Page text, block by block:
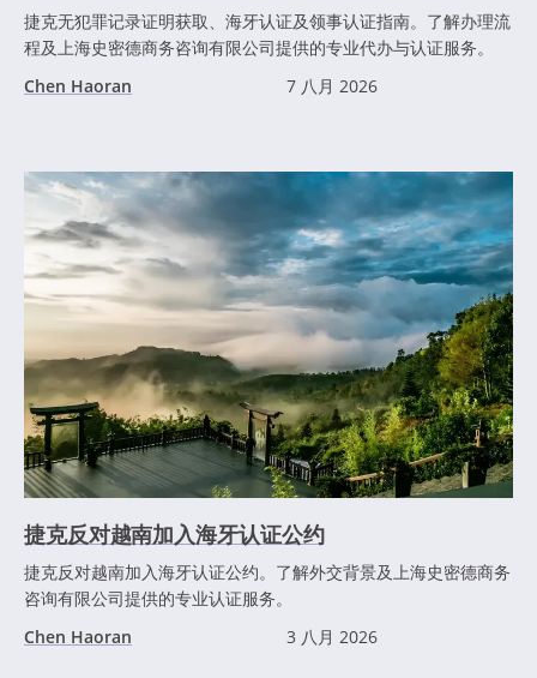
捷克无犯罪记录证明获取、海牙认证及领事认证指南。了解办理流
程及上海史密德商务咨询有限公司提供的专业代办与认证服务。
Chen Haoran
7 八月 2026
捷克反对越南加入海牙认证公约
捷克反对越南加入海牙认证公约。了解外交背景及上海史密德商务
咨询有限公司提供的专业认证服务。
Chen Haoran
3 八月 2026